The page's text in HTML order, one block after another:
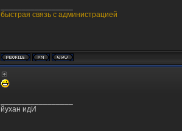
быстрая связь с администрацией
йухан идИ